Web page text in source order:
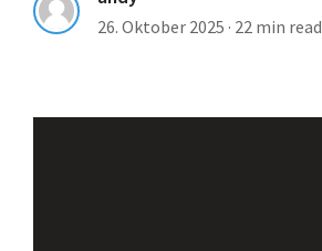
26. Oktober 2025 · 22 min read